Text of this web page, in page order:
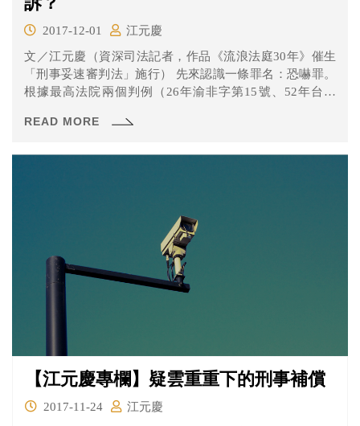
2017-12-01
江元慶
文／江元慶（資深司法記者，作品《流浪法庭30年》催生
「刑事妥速審判法」施行） 先來認識一條罪名：恐嚇罪。
根據最高法院兩個判例（26年渝非字第15號、52年台上
READ MORE
【江元慶專欄】疑雲重重下的刑事補償
2017-11-24
江元慶